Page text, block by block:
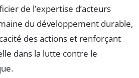
de l’expertise d’acteurs
du développement durable,
des actions et renforçant
dans la lutte contre le